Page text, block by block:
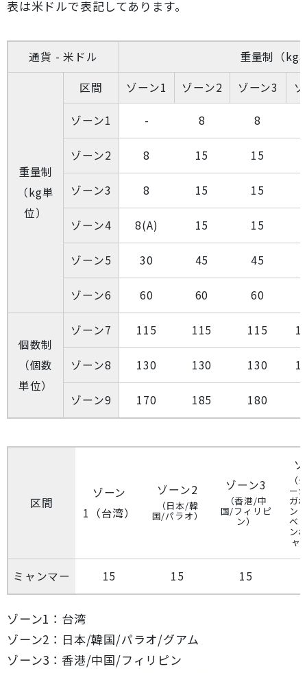
表は米ドルで表記してあります。
通貨 - 米ドル 重量制（kg
重量制
（kg単
位）
区間 ゾーン1 ゾーン2 ゾーン3
ゾーン1 - 8 8
ゾーン2 8 15 15
ゾーン3 8 15 15
ゾーン4 8(A) 15 15
ゾーン5 30 45 45
ゾーン6 60 60 60
個数制
（個数
単位）
ゾーン7 115 115 115
ゾーン8 130 130 130
ゾーン9 170 185 180
区間
ゾーン
1（台湾）
ゾーン2
（日本/韓
国/パラオ）
ゾーン3
（香港/中
国/フィリピ
ン）
（
ー
ガ
ン
ベ
ン
ャ
ミャンマー 15 15 15
ゾーン1：台湾
ゾーン2：日本/韓国/パラオ/グアム
ゾーン3：香港/中国/フィリピン